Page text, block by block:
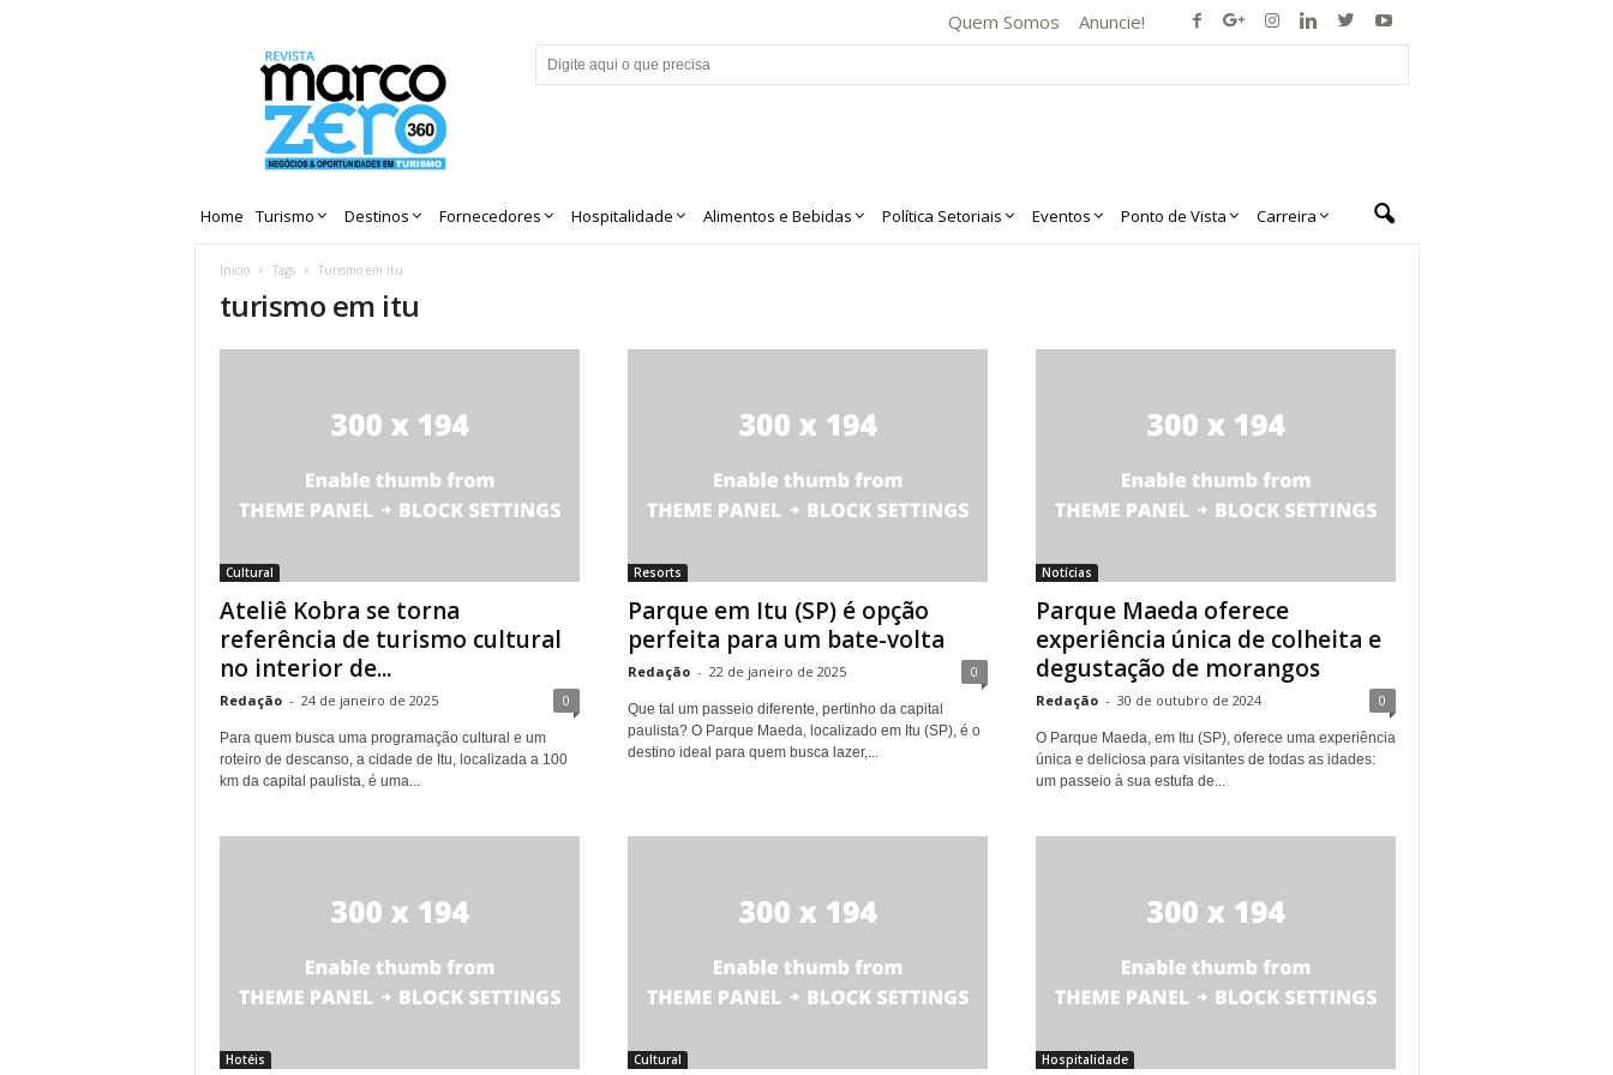
Quem Somos Anuncie!
Home Turismo Destinos Fornecedores Hospitalidade Alimentos e Bebidas Política Setoriais Eventos Ponto de Vista Carreira
Início Tags Turismo em itu
turismo em itu
Cultural
Ateliê Kobra se torna
referência de turismo cultural
no interior de...
Redação - 24 de janeiro de 2025 0
Para quem busca uma programação cultural e um
roteiro de descanso, a cidade de Itu, localizada a 100
km da capital paulista, é uma...
Resorts
Parque em Itu (SP) é opção
perfeita para um bate-volta
Redação - 22 de janeiro de 2025 0
Que tal um passeio diferente, pertinho da capital
paulista? O Parque Maeda, localizado em Itu (SP), é o
destino ideal para quem busca lazer,...
Notícias
Parque Maeda oferece
experiência única de colheita e
degustação de morangos
Redação - 30 de outubro de 2024 0
O Parque Maeda, em Itu (SP), oferece uma experiência
única e deliciosa para visitantes de todas as idades:
um passeio à sua estufa de...
Hotéis Cultural Hospitalidade